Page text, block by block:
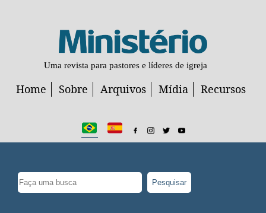
Uma revista para pastores e líderes de igreja
Home Sobre Arquivos Mídia Recursos
Pesquisar